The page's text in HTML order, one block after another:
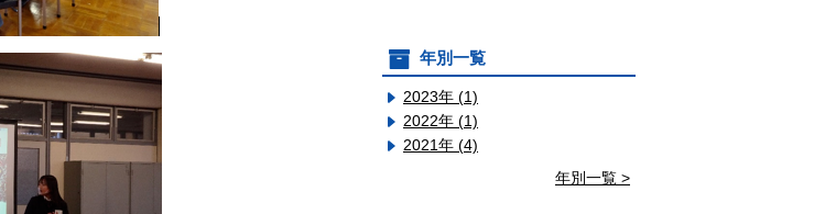
年別一覧
2023年 (1)
2022年 (1)
2021年 (4)
年別一覧 >